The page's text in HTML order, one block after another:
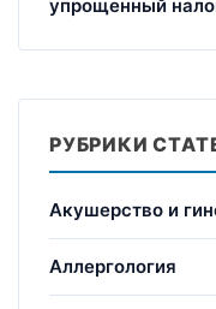
упрощенный
РУБРИКИ
Акушерство и
Аллергология